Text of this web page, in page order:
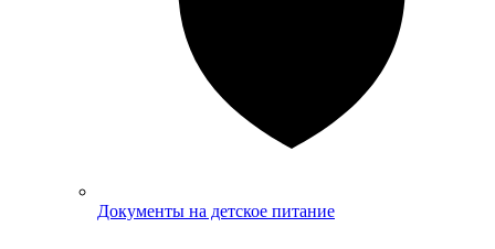
Документы на детское питание